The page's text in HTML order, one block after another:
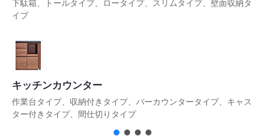
下駄箱、トールタイプ、ロータイプ、スリムタイプ、壁面収納タ
イプ
キッチンカウンター
作業台タイプ、収納付きタイプ、バーカウンタータイプ、キャス
ター付きタイプ、間仕切りタイプ